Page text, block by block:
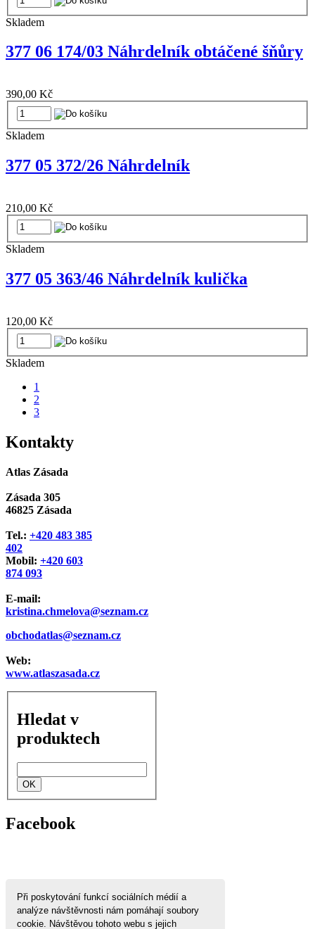
Při poskytování funkcí sociálních médií a
analýze návštěvnosti nám pomáhají soubory
cookie. Návštěvou tohoto webu s jejich
Skladem
377 06 174/03 Náhrdelník obtáčené šňůry
390,00 Kč
Skladem
377 05 372/26 Náhrdelník
210,00 Kč
Skladem
377 05 363/46 Náhrdelník kulička
120,00 Kč
Skladem
1
2
3
Kontakty
Atlas Zásada
Zásada 305
46825 Zásada
Tel.: +420 483 385
402
Mobil: +420 603
874 093
E-mail:
kristina.chmelova@seznam.cz
obchodatlas@seznam.cz
Web:
www.atlaszasada.cz
Hledat v
produktech
Facebook